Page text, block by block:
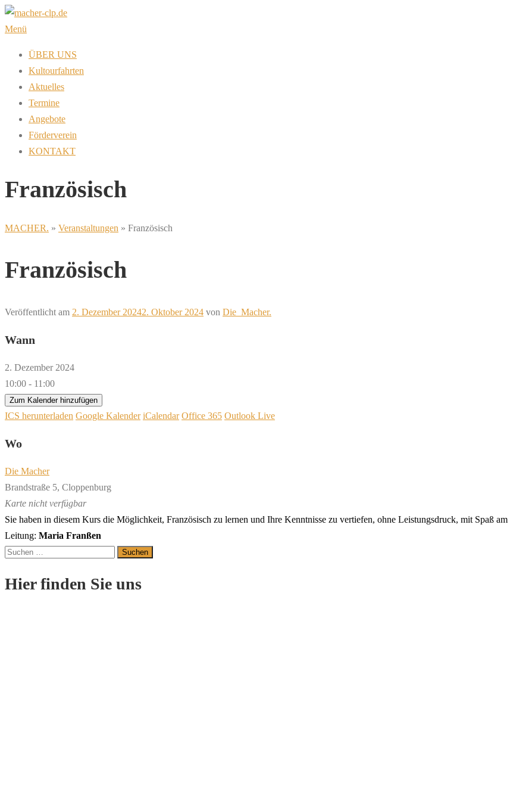
Zum
Inhalt
Menü
ÜBER UNS
Kultourfahrten
Aktuelles
Termine
Angebote
Förderverein
KONTAKT
Französisch
MACHER. » Veranstaltungen » Französisch
Französisch
Veröffentlicht am 2. Dezember 20242. Oktober 2024 von Die_Macher.
Wann
2. Dezember 2024
10:00 - 11:00
Zum Kalender hinzufügen
ICS herunterladen Google Kalender iCalendar Office 365 Outlook Live
Wo
Die Macher
Brandstraße 5, Cloppenburg
Karte nicht verfügbar
Sie haben in diesem Kurs die Möglichkeit, Französisch zu lernen und Ihre Kenntnisse zu vertiefen, ohne Leistungsdruck, mit Spaß am
Leitung: Maria Franßen
Suchen
Hier finden Sie uns